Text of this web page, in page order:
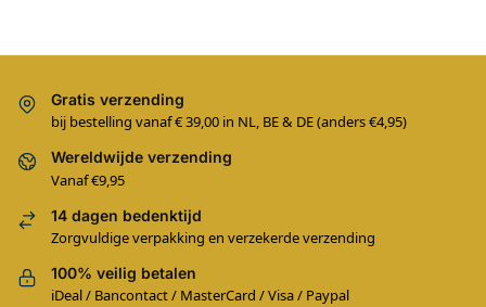
Gratis verzending
bij bestelling vanaf € 39,00 in NL, BE & DE (anders €4,95)
Wereldwijde verzending
Vanaf €9,95
14 dagen bedenktijd
Zorgvuldige verpakking en verzekerde verzending
100% veilig betalen
iDeal / Bancontact / MasterCard / Visa / Paypal